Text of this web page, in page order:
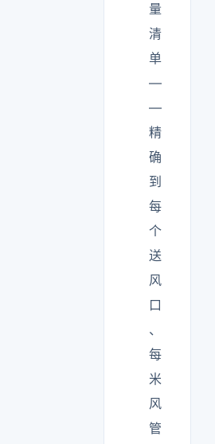
量
清
单
—
—
精
确
到
每
个
送
风
口
、
每
米
风
管